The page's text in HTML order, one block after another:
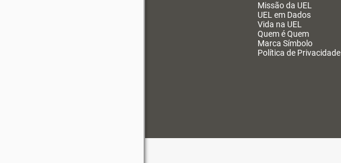
Missão da UEL
UEL em Dados
Vida na UEL
Quem é Quem
Marca Símbolo
Política de Privacidade